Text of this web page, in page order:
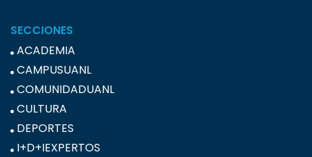
SECCIONES
ACADEMIA
CAMPUSUANL
COMUNIDADUANL
CULTURA
DEPORTES
I+D+IEXPERTOS